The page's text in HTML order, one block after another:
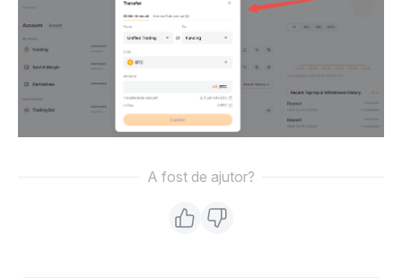
A fost de ajutor?